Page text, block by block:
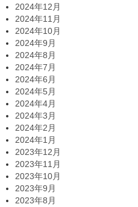
2024年12月
2024年11月
2024年10月
2024年9月
2024年8月
2024年7月
2024年6月
2024年5月
2024年4月
2024年3月
2024年2月
2024年1月
2023年12月
2023年11月
2023年10月
2023年9月
2023年8月